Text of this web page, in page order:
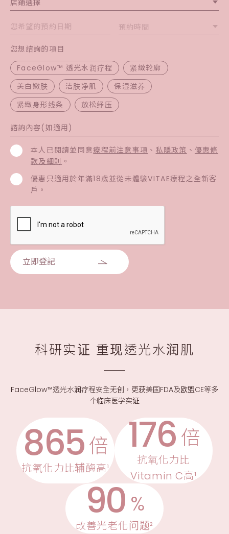
店鋪選擇
預約時間
您想諮詢的項目
FaceGlow™ 透光水润疗程
紧緻轮廓
美白嫩肤
洁肤净肌
保湿滋养
紧緻身形线条
放松纾压
本人已閱讀並同意療程前注意事項 、 私隱政策 、 優惠條
款及細則 。
優惠只適用於年滿18歲並從未體驗VITAE療程之全新客
戶。
立即登記
科研实证 重现透光水润肌
FaceGlow™透光水润疗程安全无创，更获美国FDA及欧盟CE等多
个临床医学实证
865倍
抗氧化力比辅酶高¹
176 倍
抗氧化力比
Vitamin C高¹
90 %
改善光老化问题²